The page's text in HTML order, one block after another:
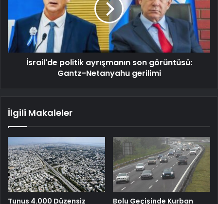
İsrail'de politik ayrışmanın son görüntüsü:
Gantz-Netanyahu gerilimi
İlgili Makaleler
Tunus 4.000 Düzensiz Bolu Geçişinde Kurban